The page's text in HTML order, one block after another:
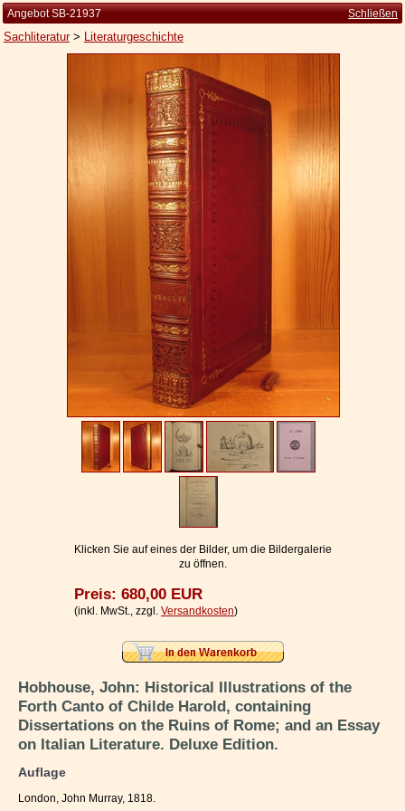
Kleine Kulturgeschichte
Die Brockhaus Auflagen
Die Meyer Auflagen
Datenschutzerklärung
Impressum / Kontakt
Vertrag widerrufen
Angebot SB-21937 Schließen
Sachliteratur> Literaturgeschichte
Klicken Sie auf eines der Bilder, um die Bildergalerie
zu öffnen.
Preis: 680,00 EUR
(inkl. MwSt., zzgl. Versandkosten)
Hobhouse, John: Historical Illustrations of the
Forth Canto of Childe Harold, containing
Dissertations on the Ruins of Rome; and an Essay
on Italian Literature. Deluxe Edition.
Auflage
London, John Murray, 1818.